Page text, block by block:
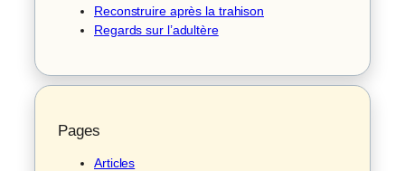
Reconstruire après la trahison
Regards sur l’adultère
Pages
Articles